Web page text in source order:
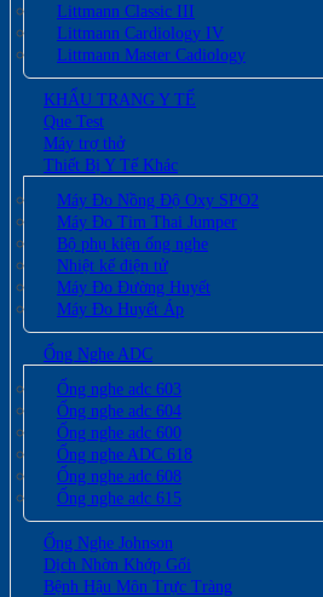
Littmann Classic III
Littmann Cardiology IV
Littmann Master Cadiology
KHẨU TRANG Y TẾ
Que Test
Máy trợ thở
Thiết Bị Y Tế Khác
Máy Đo Nồng Độ Oxy SPO2
Máy Đo Tim Thai Jumper
Bộ phụ kiện ống nghe
Nhiệt kế điện tử
Máy Đo Đường Huyết
Máy Đo Huyết Áp
Ống Nghe ADC
Ống nghe adc 603
Ống nghe adc 604
Ống nghe adc 600
Ống nghe ADC 618
Ống nghe adc 608
Ống nghe adc 615
Ống Nghe Johnson
Dịch Nhờn Khớp Gối
Bệnh Hậu Môn Trực Tràng